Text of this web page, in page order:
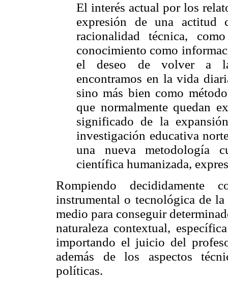
El interés actual por los
expresión de una actitud
racionalidad técnica,
conocimiento como
el deseo de volver a
encontramos en la vida
sino más bien como
que normalmente quedan
significado de la
investigación educativa
una nueva metodología
científica humanizada,
Rompiendo decididamente
instrumental o tecnológica de
medio para conseguir
naturaleza contextual,
importando el juicio del
además de los aspectos
políticas.